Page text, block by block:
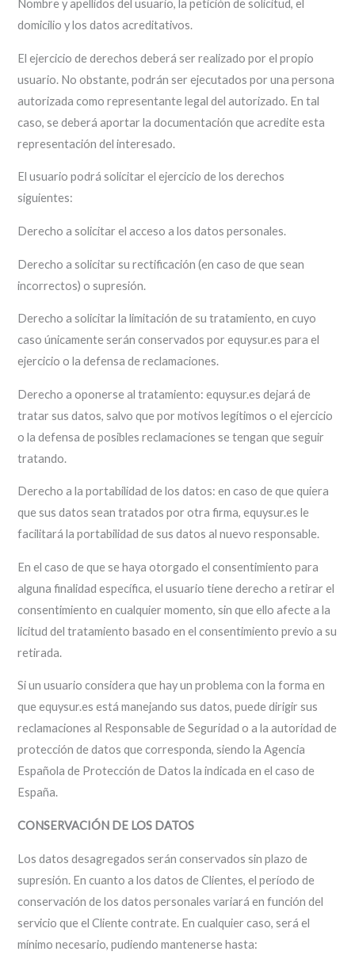
Nombre y apellidos del usuario, la petición de solicitud, el
domicilio y los datos acreditativos.
El ejercicio de derechos deberá ser realizado por el propio
usuario. No obstante, podrán ser ejecutados por una persona
autorizada como representante legal del autorizado. En tal
caso, se deberá aportar la documentación que acredite esta
representación del interesado.
El usuario podrá solicitar el ejercicio de los derechos
siguientes:
Derecho a solicitar el acceso a los datos personales.
Derecho a solicitar su rectificación (en caso de que sean
incorrectos) o supresión.
Derecho a solicitar la limitación de su tratamiento, en cuyo
caso únicamente serán conservados por equysur.es para el
ejercicio o la defensa de reclamaciones.
Derecho a oponerse al tratamiento: equysur.es dejará de
tratar sus datos, salvo que por motivos legítimos o el ejercicio
o la defensa de posibles reclamaciones se tengan que seguir
tratando.
Derecho a la portabilidad de los datos: en caso de que quiera
que sus datos sean tratados por otra firma, equysur.es le
facilitará la portabilidad de sus datos al nuevo responsable.
En el caso de que se haya otorgado el consentimiento para
alguna finalidad específica, el usuario tiene derecho a retirar el
consentimiento en cualquier momento, sin que ello afecte a la
licitud del tratamiento basado en el consentimiento previo a su
retirada.
Si un usuario considera que hay un problema con la forma en
que equysur.es está manejando sus datos, puede dirigir sus
reclamaciones al Responsable de Seguridad o a la autoridad de
protección de datos que corresponda, siendo la Agencia
Española de Protección de Datos la indicada en el caso de
España.
CONSERVACIÓN DE LOS DATOS
Los datos desagregados serán conservados sin plazo de
supresión. En cuanto a los datos de Clientes, el período de
conservación de los datos personales variará en función del
servicio que el Cliente contrate. En cualquier caso, será el
mínimo necesario, pudiendo mantenerse hasta: